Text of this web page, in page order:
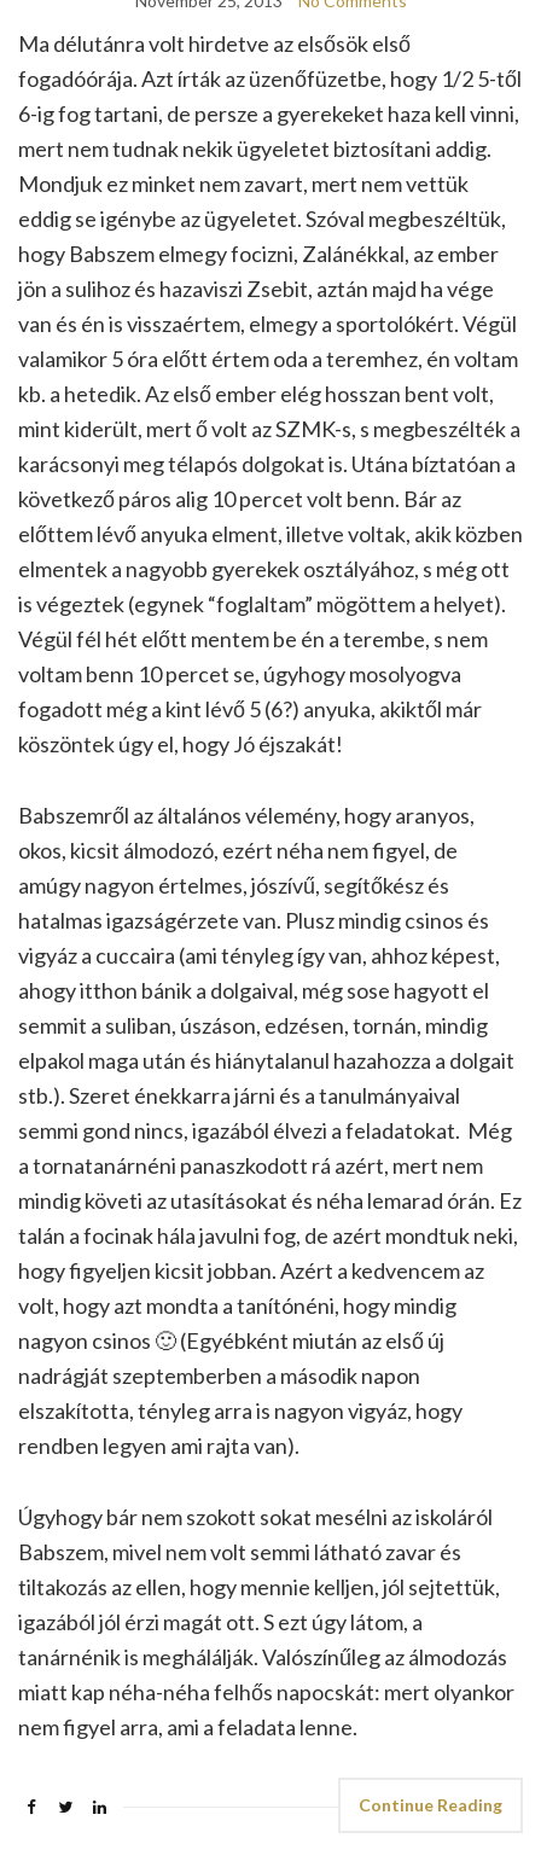
Ma délutánra volt hirdetve az elsősök első
fogadóórája. Azt írták az üzenőfüzetbe, hogy 1/2 5-től
6-ig fog tartani, de persze a gyerekeket haza kell vinni,
mert nem tudnak nekik ügyeletet biztosítani addig.
Mondjuk ez minket nem zavart, mert nem vettük
eddig se igénybe az ügyeletet. Szóval megbeszéltük,
hogy Babszem elmegy focizni, Zalánékkal, az ember
jön a sulihoz és hazaviszi Zsebit, aztán majd ha vége
van és én is visszaértem, elmegy a sportolókért. Végül
valamikor 5 óra előtt értem oda a teremhez, én voltam
kb. a hetedik. Az első ember elég hosszan bent volt,
mint kiderült, mert ő volt az SZMK-s, s megbeszélték a
karácsonyi meg télapós dolgokat is. Utána bíztatóan a
következő páros alig 10 percet volt benn. Bár az
előttem lévő anyuka elment, illetve voltak, akik közben
elmentek a nagyobb gyerekek osztályához, s még ott
is végeztek (egynek “foglaltam” mögöttem a helyet).
Végül fél hét előtt mentem be én a terembe, s nem
voltam benn 10 percet se, úgyhogy mosolyogva
fogadott még a kint lévő 5 (6?) anyuka, akiktől már
köszöntek úgy el, hogy Jó éjszakát!
Babszemről az általános vélemény, hogy aranyos,
okos, kicsit álmodozó, ezért néha nem figyel, de
amúgy nagyon értelmes, jószívű, segítőkész és
hatalmas igazságérzete van. Plusz mindig csinos és
vigyáz a cuccaira (ami tényleg így van, ahhoz képest,
ahogy itthon bánik a dolgaival, még sose hagyott el
semmit a suliban, úszáson, edzésen, tornán, mindig
elpakol maga után és hiánytalanul hazahozza a dolgait
stb.). Szeret énekkarra járni és a tanulmányaival
semmi gond nincs, igazából élvezi a feladatokat. Még
a tornatanárnéni panaszkodott rá azért, mert nem
mindig követi az utasításokat és néha lemarad órán. Ez
talán a focinak hála javulni fog, de azért mondtuk neki,
hogy figyeljen kicsit jobban. Azért a kedvencem az
volt, hogy azt mondta a tanítónéni, hogy mindig
nagyon csinos 🙂 (Egyébként miután az első új
nadrágját szeptemberben a második napon
elszakította, tényleg arra is nagyon vigyáz, hogy
rendben legyen ami rajta van).
Úgyhogy bár nem szokott sokat mesélni az iskoláról
Babszem, mivel nem volt semmi látható zavar és
tiltakozás az ellen, hogy mennie kelljen, jól sejtettük,
igazából jól érzi magát ott. S ezt úgy látom, a
tanárnénik is meghálálják. Valószínűleg az álmodozás
miatt kap néha-néha felhős napocskát: mert olyankor
nem figyel arra, ami a feladata lenne.
Continue Reading